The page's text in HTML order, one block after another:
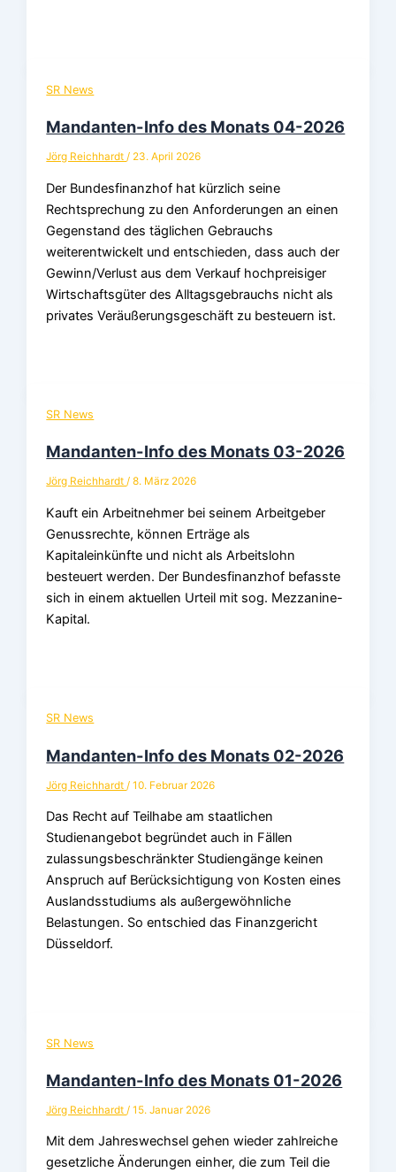
SR News
Mandanten-Info des Monats 04-2026
Jörg Reichhardt/ 23. April 2026
Der Bundesfinanzhof hat kürzlich seine
Rechtsprechung zu den Anforderungen an einen
Gegenstand des täglichen Gebrauchs
weiterentwickelt und entschieden, dass auch der
Gewinn/Verlust aus dem Verkauf hochpreisiger
Wirtschaftsgüter des Alltagsgebrauchs nicht als
privates Veräußerungsgeschäft zu besteuern ist.
SR News
Mandanten-Info des Monats 03-2026
Jörg Reichhardt/8. März 2026
Kauft ein Arbeitnehmer bei seinem Arbeitgeber
Genussrechte, können Erträge als
Kapitaleinkünfte und nicht als Arbeitslohn
besteuert werden. Der Bundesfinanzhof befasste
sich in einem aktuellen Urteil mit sog. Mezzanine-
Kapital.
SR News
Mandanten-Info des Monats 02-2026
Jörg Reichhardt /10. Februar 2026
Das Recht auf Teilhabe am staatlichen
Studienangebot begründet auch in Fällen
zulassungsbeschränkter Studiengänge keinen
Anspruch auf Berücksichtigung von Kosten eines
Auslandsstudiums als außergewöhnliche
Belastungen. So entschied das Finanzgericht
Düsseldorf.
SR News
Mandanten-Info des Monats 01-2026
Jörg Reichhardt /15. Januar 2026
Mit dem Jahreswechsel gehen wieder zahlreiche
gesetzliche Änderungen einher, die zum Teil die